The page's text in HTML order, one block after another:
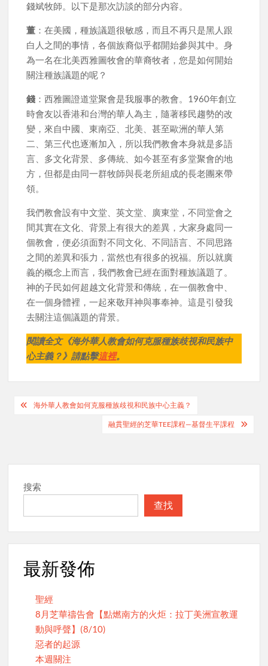
錢斌牧師。以下是那次訪談的部分内容。
董 ：在美國，種族議題很敏感，而且不再只是黑人跟
白人之間的事情，各個族裔似乎都開始參與其中。身
為一名在北美西雅圖牧會的華裔牧者，您是如何開始
關注種族議題的呢？
錢 ：西雅圖證道堂聚會是我服事的教會。1960年創立
時會友以香港和台灣的華人為主，隨著移民趨勢的改
變，來自中國、東南亞、北美、甚至歐洲的華人第
二、第三代也逐漸加入，所以我們教會本身就是多語
言、多文化背景、多傳統、如今甚至有多堂聚會的地
方，但都是由同一群牧師與長老所組成的長老團來帶
領。
我們教會設有中文堂、英文堂、廣東堂，不同堂會之
間其實在文化、背景上有很大的差異，大家身處同一
個教會，便必須面對不同文化、不同語言、不同思路
之間的差異和張力，當然也有很多的祝福。所以就廣
義的概念上而言，我們教會已經在面對種族議題了。
神的子民如何超越文化背景和傳統，在一個教會中、
在一個身體裡，一起來敬拜神與事奉神。這是引發我
去關注這個議題的背景。
閱讀全文《海外華人教會如何克服種族歧視和民族中
心主義？》請點擊這裡。
Post海外華人教會如何克服種族歧視和民族中心主義？
融貫聖經的芝華TEE課程—基督生平課程
搜索
查找
最新發佈
聖經
8月芝華禱告會【點燃南方的火炬：拉丁美洲宣教運
動與呼聲】(8/10)
惡者的起源
本週關注